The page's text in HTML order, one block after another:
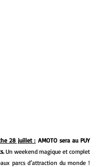
28 juillet : AMOTO sera au PUY
Un weekend magique et complet
parcs d’attraction du monde !